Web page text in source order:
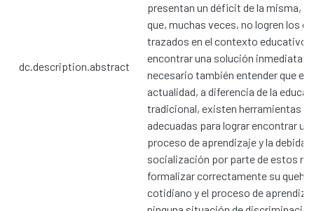
dc.description.abstract
presentan un déficit de la misma, lo
que, muchas veces, no logren los
trazados en el contexto educativo.
encontrar una solución inmediata;
necesario también entender que en
actualidad, a diferencia de la
tradicional, existen herramientas y
adecuadas para lograr encontrar un
proceso de aprendizaje y la debida
socialización por parte de estos
formalizar correctamente su
cotidiano y el proceso de